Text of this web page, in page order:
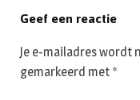
Geef een reactie
Je e-mailadres wordt
gemarkeerd met *